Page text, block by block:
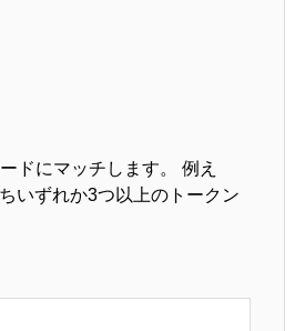
ドにマッチします。 例え
いずれか3つ以上のトークン